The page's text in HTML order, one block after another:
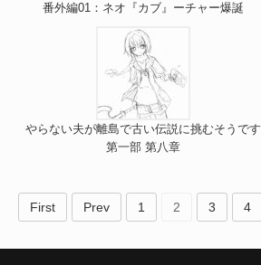
番外編01：ネオ『カブ』ーチャー爆誕
やらない夫が離島で古い伝説に挑むそうです
第一部 第八章
First Prev 1 2 3 4